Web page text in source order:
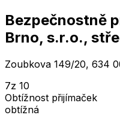
Bezpečnostně
Brno, s.r.o.,
Zoubkova 149/20, 634
7z 10
Obtížnost přijímaček
obtížná